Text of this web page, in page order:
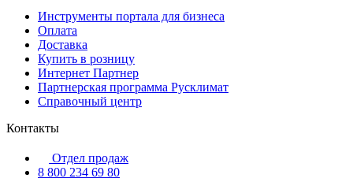
Инструменты портала для бизнеса
Оплата
Доставка
Купить в розницу
Интернет Партнер
Партнерская программа Русклимат
Справочный центр
Контакты
Отдел продаж
8 800 234 69 80